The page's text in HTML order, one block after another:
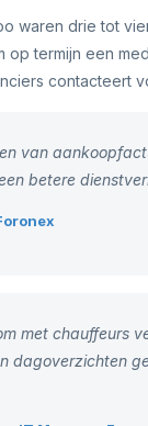
waren drie tot
op termijn een
contacteert
van
betere
met chauffeurs
dagoverzichten